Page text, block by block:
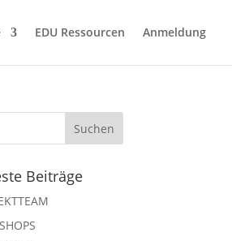
EDU Ressourcen Anmeldung
Beiträge